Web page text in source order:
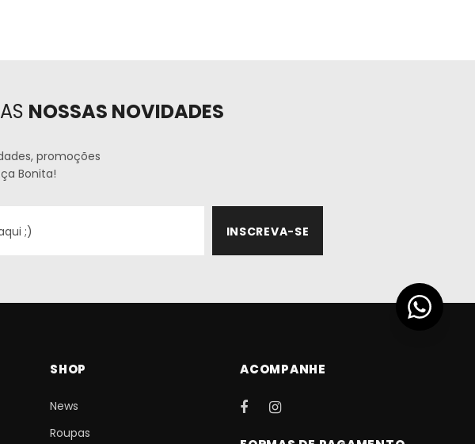
NOSSAS NOVIDADES
promoções
Bonita!
SHOP
News
Roupas
ACOMPANHE